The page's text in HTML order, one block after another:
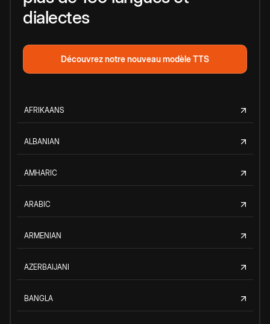
dialectes
Découvrez notre nouveau modèle TTS
AFRIKAANS
ALBANIAN
AMHARIC
ARABIC
ARMENIAN
AZERBAIJANI
BANGLA